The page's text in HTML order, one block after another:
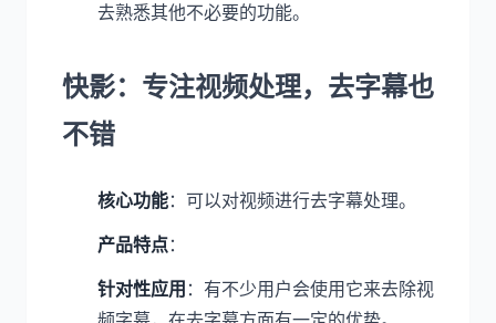
去熟悉其他不必要的功能。
快影：专注视频处理，去字幕也
不错
核心功能：可以对视频进行去字幕处理。
产品特点：
针对性应用 ：有不少用户会使用它来去除视